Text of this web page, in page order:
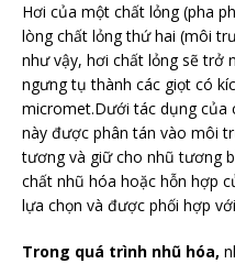
Hơi của một chất lỏng (pha
lòng chất lỏng thứ hai (môi
như vậy, hơi chất lỏng sẽ trở
ngưng tụ thành các giọt có
micromet.Dưới tác dụng của
này được phân tán vào môi
tương và giữ cho nhũ tương
chất nhũ hóa hoặc hỗn hợp
lựa chọn và được phối hợp
Trong quá trình nhũ hóa,